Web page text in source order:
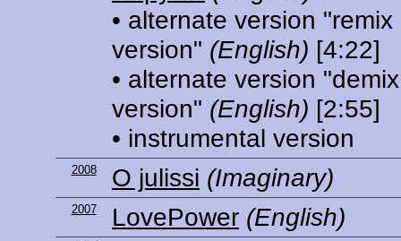
• alternate version "remix
version" (English) [4:22]
• alternate version "demix
version" (English) [2:55]
• instrumental version
2008 O julissi (Imaginary)
2007 LovePower (English)